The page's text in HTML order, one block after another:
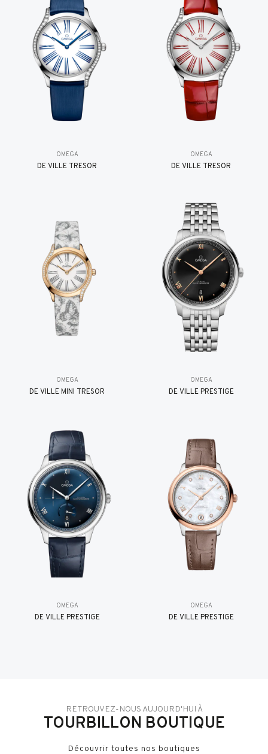
OMEGA
DE VILLE TRESOR
OMEGA
DE VILLE TRESOR
OMEGA
DE VILLE MINI TRÉSOR
OMEGA
DE VILLE PRESTIGE
OMEGA
DE VILLE PRESTIGE
OMEGA
DE VILLE PRESTIGE
RETROUVEZ-NOUS AUJOURD'HUI À
TOURBILLON BOUTIQUE
Découvrir toutes nos boutiques